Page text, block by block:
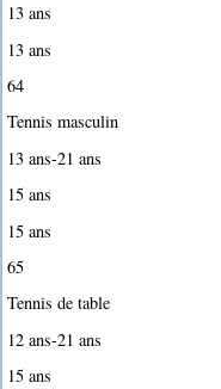
13 ans
13 ans
64
Tennis masculin
13 ans-21 ans
15 ans
15 ans
65
Tennis de table
12 ans-21 ans
15 ans